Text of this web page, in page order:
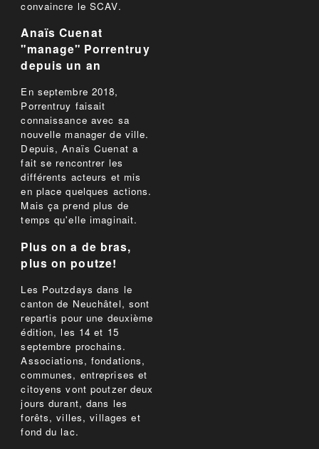
convaincre le SCAV.
Anaïs Cuenat
"manage" Porrentruy
depuis un an
En septembre 2018,
Porrentruy faisait
connaissance avec sa
nouvelle manager de ville.
Depuis, Anaïs Cuenat a
fait se rencontrer les
différents acteurs et mis
en place quelques actions.
Mais ça prend plus de
temps qu'elle imaginait.
Plus on a de bras,
plus on poutze!
Les Poutzdays dans le
canton de Neuchâtel, sont
repartis pour une deuxième
édition, les 14 et 15
septembre prochains.
Associations, fondations,
communes, entreprises et
citoyens vont poutzer deux
jours durant, dans les
forêts, villes, villages et
fond du lac.